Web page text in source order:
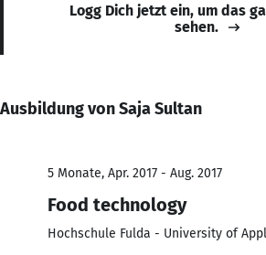
Logg Dich jetzt ein, um das
sehen.
Ausbildung von Saja Sultan
5 Monate, Apr. 2017 - Aug. 2017
Food technology
Hochschule Fulda - University of